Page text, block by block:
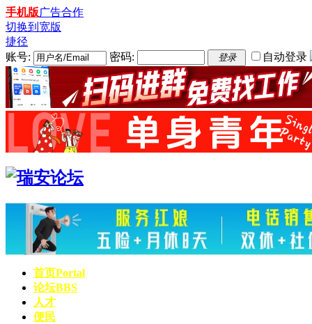
手机版广告合作
切换到宽版
捷径
账号:
密码: 登录 自动登录
首页Portal
论坛BBS
人才
便民